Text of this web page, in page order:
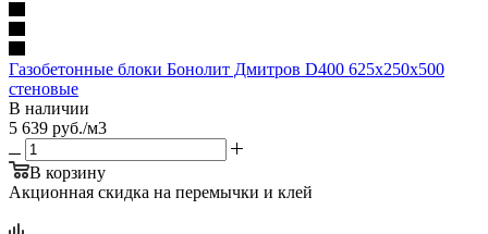
Газобетонные блоки Бонолит Дмитров D400 625х250х500
стеновые
В наличии
5 639 руб./м3
В корзину
Акционная скидка на перемычки и клей